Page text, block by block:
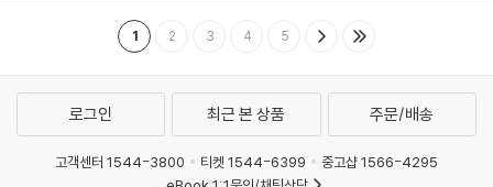
1 2 3 4 5
로그인 최근 본 상품 주문/배송
고객센터 1544-3800 티켓 1544-6399
중고샵 1566-4295